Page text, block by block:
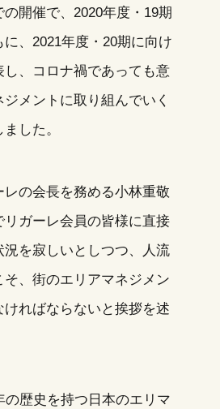
開催で、2020年度・19期
、2021年度・20期に向け
し、コロナ禍であっても意
メントに取り組んでいく
した。
レの会長を務める小林重敬
リガーレ会員の皆様に直接
況を寂しいとしつつ、人流
、街のエリアマネジメン
ければならないと挨拶を述
の歴史を持つ日本のエリマ